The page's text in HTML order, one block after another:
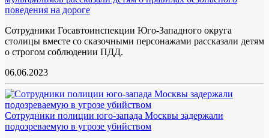
поведения на дороге
Сотрудники Госавтоинспекции Юго-Западного округа
столицы вместе со сказочными персонажами рассказали детям
о строгом соблюдении ПДД.
06.06.2023
Сотрудники полиции юго-запада Москвы задержали
подозреваемую в угрозе убийством